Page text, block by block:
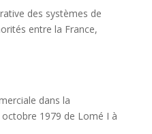
des systèmes de
entre la France,
dans la
octobre 1979 de Lomé I à